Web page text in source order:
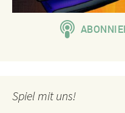
Spiel mit uns!